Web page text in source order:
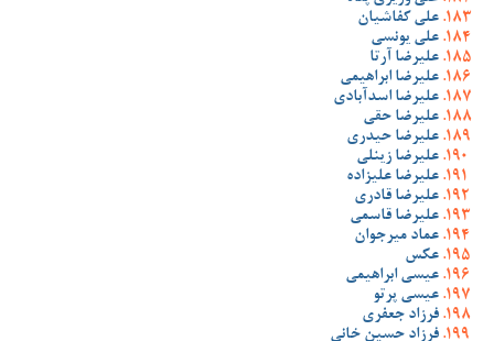
علی کفاشیان
علی یونسی
علیرضا آرتا
علیرضا ابراهیمی
علیرضا اسدآبادی
علیرضا حقی
علیرضا حیدری
علیرضا زینلی
علیرضا علیزاده
علیرضا قادری
علیرضا قاسمی
عماد میرجوان
عکس
عیسی ابراهیمی
عیسی پرتو
فرزاد جعفری
فرزاد حسین خانی